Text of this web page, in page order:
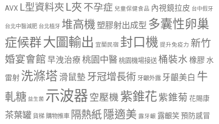
AVX L型資料夾 L夾 不孕症 兒童保健食品 內視鏡拉皮 台中假牙
台北中醫減肥 台北植牙 堆高機塑膠射出成型 多囊性卵巢
症候群大圖輸出 宜蘭民宿 封口機 提升免疫力 新竹
婚宴會館 早洩治療 桃園中醫 桃園機場接送 桶裝水 橡膠 水
雷射 洗滌塔 滑鼠墊 牙冠增長術 牙齦外露 牙齦美白 牛
軋糖 益生菌 示波器 空壓機 紫錐花紫錐菊 花賜康
茶葉罐 貨梯 購物推車 隔熱紙 隱適美 露牙齦 露齦笑預防感冒